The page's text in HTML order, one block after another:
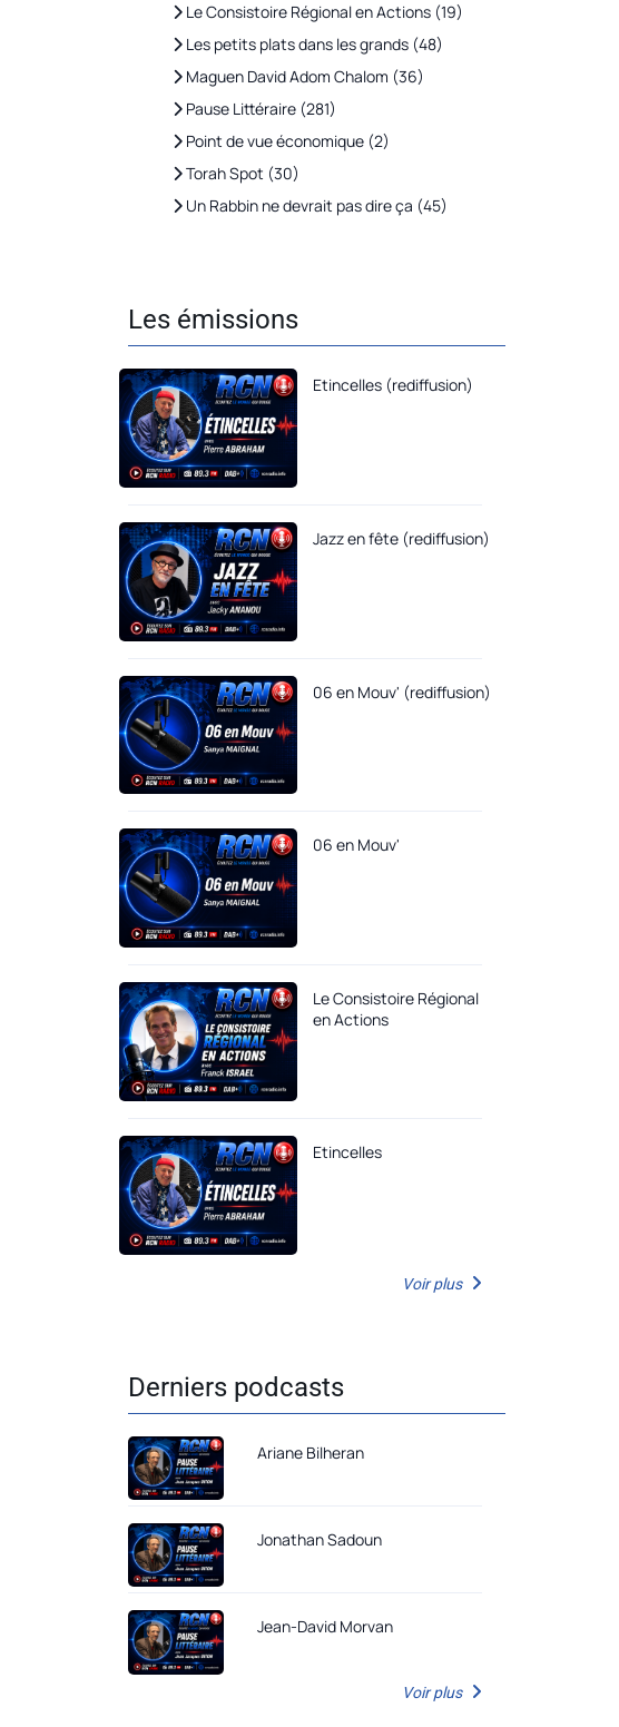
Le Consistoire Régional en Actions (19)
Les petits plats dans les grands (48)
Maguen David Adom Chalom (36)
Pause Littéraire (281)
Point de vue économique (2)
Torah Spot (30)
Un Rabbin ne devrait pas dire ça (45)
Les émissions
Etincelles (rediffusion)
Jazz en fête (rediffusion)
06 en Mouv' (rediffusion)
06 en Mouv'
Le Consistoire Régional
en Actions
Etincelles
Voir plus
Derniers podcasts
Ariane Bilheran
Jonathan Sadoun
Jean-David Morvan
Voir plus